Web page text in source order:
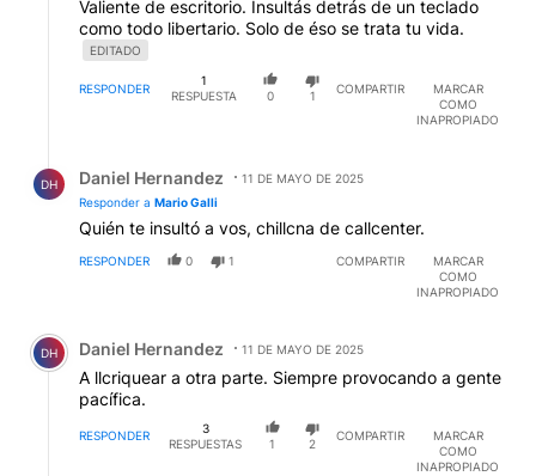
Valiente de escritorio. Insultás detrás de un teclado
como todo libertario. Solo de éso se trata tu vida.
EDITADO
RESPONDER
1
RESPUESTA
0 1
COMPARTIR
MARCAR
COMO
INAPROPIADO
DH Daniel Hernandez
11 DE MAYO DE 2025
Responder a Mario Galli
Quién te insultó a vos, chillcna de callcenter.
RESPONDER 0 1 COMPARTIR
MARCAR
COMO
INAPROPIADO
Comentario de Daniel Hernandez.
DH Daniel Hernandez 11 DE MAYO DE 2025
A llcriquear a otra parte. Siempre provocando a gente
pacífica.
RESPONDER
3
RESPUESTAS
1 2
COMPARTIR
MARCAR
COMO
INAPROPIADO